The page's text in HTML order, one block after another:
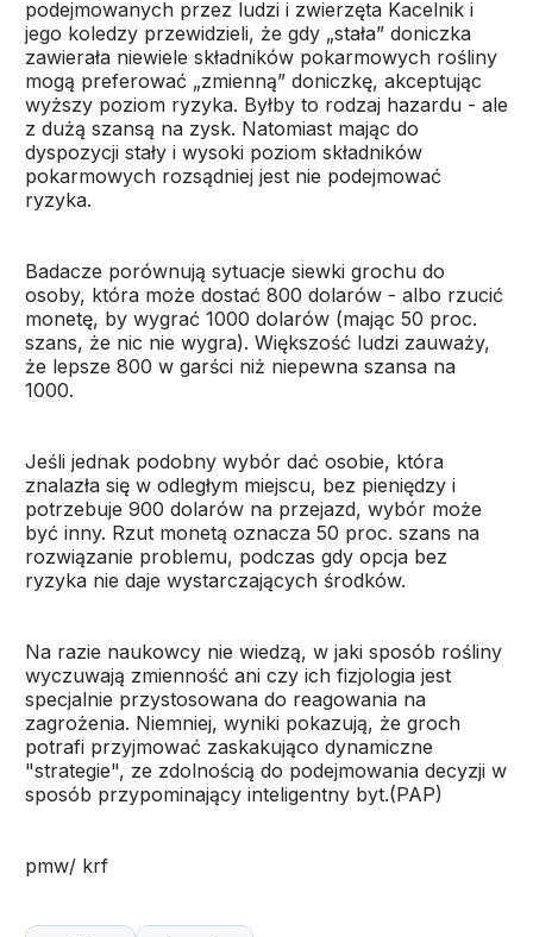
podejmowanych przez ludzi i zwierzęta Kacelnik i
jego koledzy przewidzieli, że gdy „stała” doniczka
zawierała niewiele składników pokarmowych rośliny
mogą preferować „zmienną” doniczkę, akceptując
wyższy poziom ryzyka. Byłby to rodzaj hazardu - ale
z dużą szansą na zysk. Natomiast mając do
dyspozycji stały i wysoki poziom składników
pokarmowych rozsądniej jest nie podejmować
ryzyka.
Badacze porównują sytuacje siewki grochu do
osoby, która może dostać 800 dolarów - albo rzucić
monetę, by wygrać 1000 dolarów (mając 50 proc.
szans, że nic nie wygra). Większość ludzi zauważy,
że lepsze 800 w garści niż niepewna szansa na
1000.
Jeśli jednak podobny wybór dać osobie, która
znalazła się w odległym miejscu, bez pieniędzy i
potrzebuje 900 dolarów na przejazd, wybór może
być inny. Rzut monetą oznacza 50 proc. szans na
rozwiązanie problemu, podczas gdy opcja bez
ryzyka nie daje wystarczających środków.
Na razie naukowcy nie wiedzą, w jaki sposób rośliny
wyczuwają zmienność ani czy ich fizjologia jest
specjalnie przystosowana do reagowania na
zagrożenia. Niemniej, wyniki pokazują, że groch
potrafi przyjmować zaskakująco dynamiczne
"strategie", ze zdolnością do podejmowania decyzji w
sposób przypominający inteligentny byt.(PAP)
pmw/ krf